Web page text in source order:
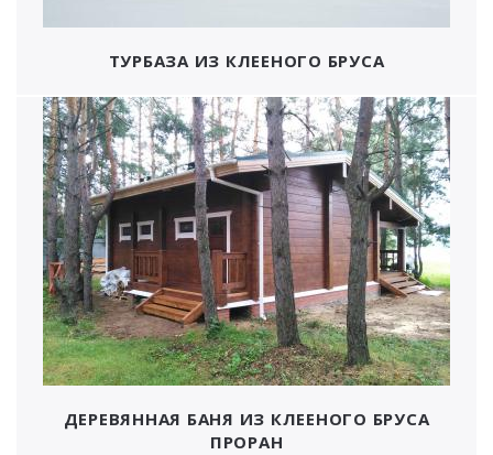
ТУРБАЗА ИЗ КЛЕЕНОГО БРУСА
ДЕРЕВЯННАЯ БАНЯ ИЗ КЛЕЕНОГО БРУСА
ПРОРАН